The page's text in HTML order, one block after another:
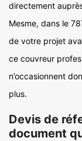
directement
Mesme, dans le
de votre projet
ce couvreur
n’occasionnent
plus.
Devis de
document